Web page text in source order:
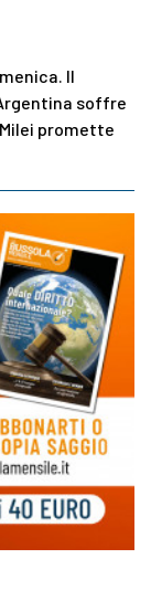
Il
soffre
promette